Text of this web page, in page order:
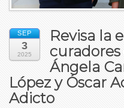
SEP
3
2025
Revisa la
curadores
Ángela
López y Óscar
Adicto